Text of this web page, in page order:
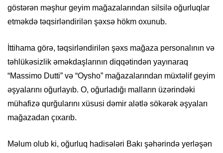
göstərən məşhur geyim mağazalarından silsilə oğurluqlar
etməkdə təqsirləndirilən şəxsə hökm oxunub.
İttihama görə, təqsirləndirilən şəxs mağaza personalının və
təhlükəsizlik əməkdaşlarının diqqətindən yayınaraq
“Massimo Dutti” və “Oysho” mağazalarından müxtəlif geyim
əşyalarını oğurlayıb. O, oğurladığı malların üzərindəki
mühafizə qurğularını xüsusi dəmir alətlə sökərək əşyaları
mağazadan çıxarıb.
Məlum olub ki, oğurluq hadisələri Bakı şəhərində yerləşən